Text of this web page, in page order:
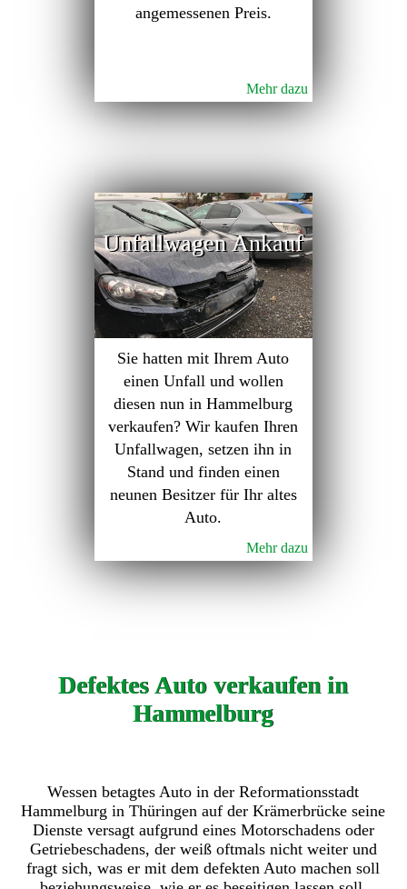
angemessenen Preis.
Mehr dazu
Unfallwagen Ankauf
Sie hatten mit Ihrem Auto
einen Unfall und wollen
diesen nun in Hammelburg
verkaufen? Wir kaufen Ihren
Unfallwagen, setzen ihn in
Stand und finden einen
neunen Besitzer für Ihr altes
Auto.
Mehr dazu
Defektes Auto verkaufen in
Hammelburg
Wessen betagtes Auto in der Reformationsstadt
Hammelburg in Thüringen auf der Krämerbrücke seine
Dienste versagt aufgrund eines Motorschadens oder
Getriebeschadens, der weiß oftmals nicht weiter und
fragt sich, was er mit dem defekten Auto machen soll